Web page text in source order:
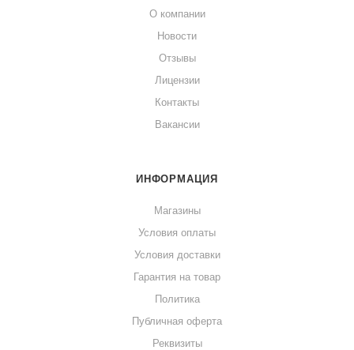
О компании
Новости
Отзывы
Лицензии
Контакты
Вакансии
ИНФОРМАЦИЯ
Магазины
Условия оплаты
Условия доставки
Гарантия на товар
Политика
Публичная оферта
Реквизиты